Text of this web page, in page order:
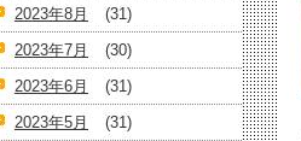
2023年8月
(31)
2023年7月
(30)
2023年6月
(31)
2023年5月
(31)